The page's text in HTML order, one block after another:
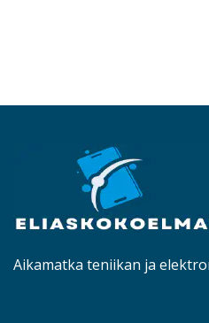
Aikamatka teniikan ja